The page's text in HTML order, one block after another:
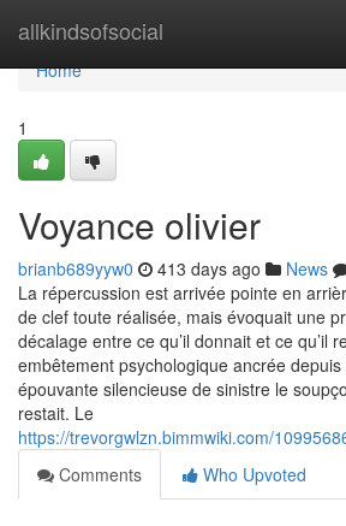
allkindsofsocial
Home
Home
1
Voyance olivier
brianb689yyw0 413 days ago News
La répercussion est arrivée pointe en
de clef toute réalisée, mais évoquait une
décalage entre ce qu’il donnait et ce qu’il
embêtement psychologique ancrée
épouvante silencieuse de sinistre le
restait. Le
https://trevorgwlzn.bimmwiki.com/
Comments
Who Upvoted